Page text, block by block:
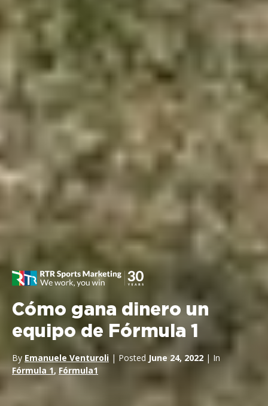
Cómo gana dinero un
equipo de Fórmula 1
By Emanuele Venturoli | Posted June 24, 2022 | In
Fórmula 1, Fórmula1